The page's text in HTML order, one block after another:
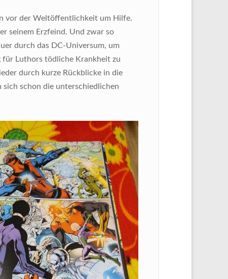
vor der Weltöffentlichkeit um Hilfe.
seinem Erzfeind. Und zwar so
durch das DC-Universum, um
für Luthors tödliche Krankheit zu
durch kurze Rückblicke in die
sich schon die unterschiedlichen